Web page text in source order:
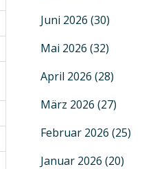
Juni 2026 (30)
Mai 2026 (32)
April 2026 (28)
März 2026 (27)
Februar 2026 (25)
Januar 2026 (20)